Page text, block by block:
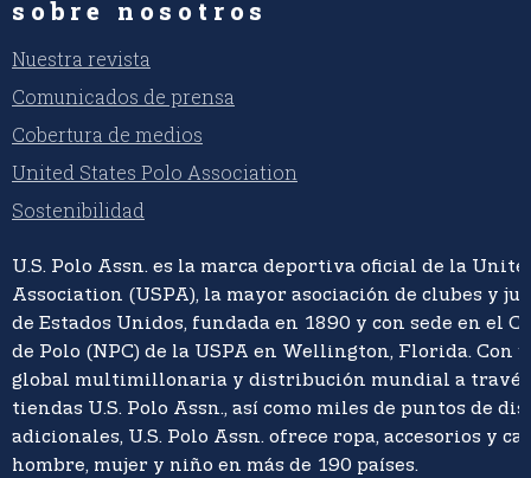
sobre nosotros
Nuestra revista
Comunicados de prensa
Cobertura de medios
United States Polo Association
Sostenibilidad
U.S. Polo Assn. es la marca deportiva oficial de la
Association (USPA), la mayor asociación de clubes y
de Estados Unidos, fundada en 1890 y con sede en el
de Polo (NPC) de la USPA en Wellington, Florida. Con
global multimillonaria y distribución mundial a través
tiendas U.S. Polo Assn., así como miles de puntos de
adicionales, U.S. Polo Assn. ofrece ropa, accesorios y
hombre, mujer y niño en más de 190 países.